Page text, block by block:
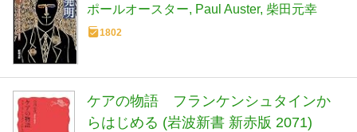
ポールオースター Paul Auster 柴田元幸
1802
ケアの物語 フランケンシュタインか
らはじめる (岩波新書 新赤版 2071)